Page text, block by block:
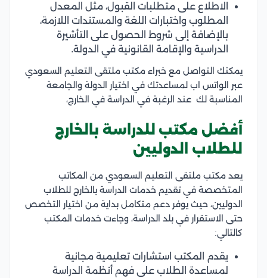
الاطلاع على متطلبات القبول، مثل المعدل
المطلوب واختبارات اللغة والمستندات اللازمة،
بالإضافة إلى شروط الحصول على التأشيرة
الدراسية والإقامة القانونية في الدولة.
يمكنك التواصل مع خبراء مكتب ملتقى التعليم السعودي
عبر الواتس اب لمساعدتك في اختيار الدولة والجامعة
المناسبة لك عند الرغبة في الدراسة في الخارج،
أفضل مكتب للدراسة بالخارج
للطلاب الدوليين
يعد مكتب ملتقى التعليم السعودي من المكاتب
المتخصصة في تقديم خدمات الدراسة بالخارج للطلاب
الدوليين، حيث يوفر دعم متكامل بداية من اختيار التخصص
حتى الاستقرار في بلد الدراسة، وجاءت خدمات المكتب
كالتالي:
يقدم المكتب استشارات تعليمية مجانية
لمساعدة الطلاب على فهم أنظمة الدراسة